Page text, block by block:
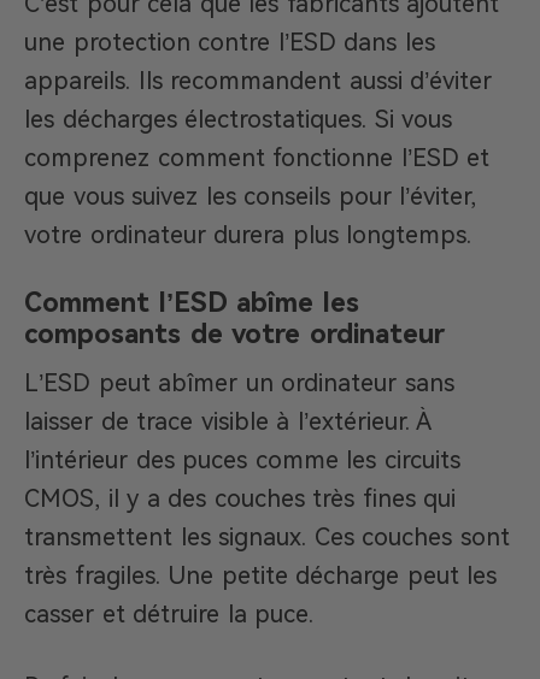
une protection contre l’ESD dans les
appareils. Ils recommandent aussi d’éviter
les décharges électrostatiques. Si vous
comprenez comment fonctionne l’ESD et
que vous suivez les conseils pour l’éviter,
votre ordinateur durera plus longtemps.
Comment l’ESD abîme les
composants de votre ordinateur
L’ESD peut abîmer un ordinateur sans
laisser de trace visible à l’extérieur. À
l’intérieur des puces comme les circuits
CMOS, il y a des couches très fines qui
transmettent les signaux. Ces couches sont
très fragiles. Une petite décharge peut les
casser et détruire la puce.